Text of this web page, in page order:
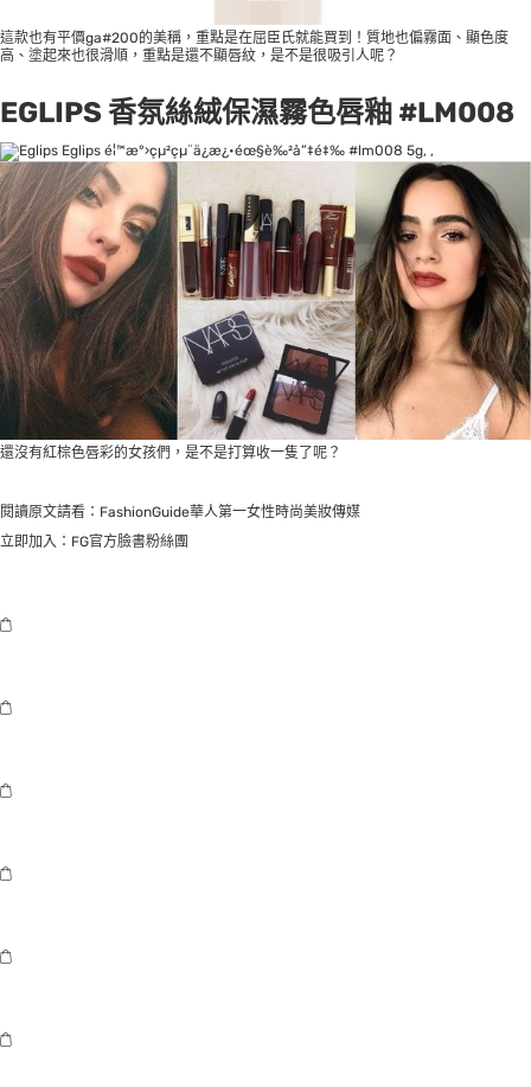
這款也有平價ga#200的美稱，重點是在屈臣氏就能買到！質地也偏霧面、顯色度
高、塗起來也很滑順，重點是還不顯唇紋，是不是很吸引人呢？
EGLIPS 香氛絲絨保濕霧色唇釉 #LM008
還沒有紅棕色唇彩的女孩們，是不是打算收一隻了呢？
閱讀原文請看： FashionGuide華人第一女性時尚美妝傳媒
立即加入： FG官方臉書粉絲團